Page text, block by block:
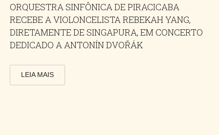
ORQUESTRA SINFÔNICA DE PIRACICABA
RECEBE A VIOLONCELISTA REBEKAH YANG,
DIRETAMENTE DE SINGAPURA, EM CONCERTO
DEDICADO A ANTONÍN DVOŘÁK
LEIA MAIS